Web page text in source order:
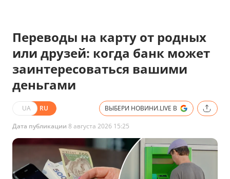
Переводы на карту от родных
или друзей: когда банк может
заинтересоваться вашими
деньгами
UA RU ВЫБЕРИ НОВИНИ.LIVE В
Дата публикации 8 августа 2026 15:25